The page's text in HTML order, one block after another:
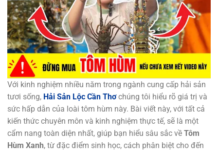
Với kinh nghiệm nhiều năm trong ngành cung cấp hải sản
tươi sống, Hải Sản Lộc Cần Thơchúng tôi hiểu rõ giá trị và
sức hấp dẫn của loài tôm hùm này. Bài viết này, với tất cả
kiến thức chuyên môn và kinh nghiệm thực tế, sẽ là một
cẩm nang toàn diện nhất, giúp bạn hiểu sâu sắc về Tôm
Hùm Xanh, từ đặc điểm sinh học, cách phân biệt cho đến